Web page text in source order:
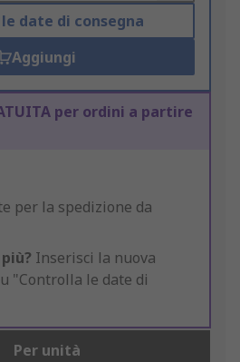
date di consegna
Aggiungi
per ordini a partire
per la spedizione da
Inserisci la nuova
"Controlla le date di
Per unità